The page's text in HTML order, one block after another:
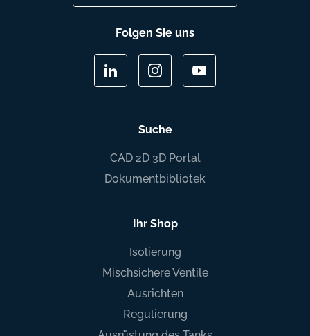
Folgen Sie uns
Suche
CAD 2D 3D Portal
Dokumentbibliotek
Ihr Shop
Isolierung
Mischsichere Ventile
Ausrichten
Regulierung